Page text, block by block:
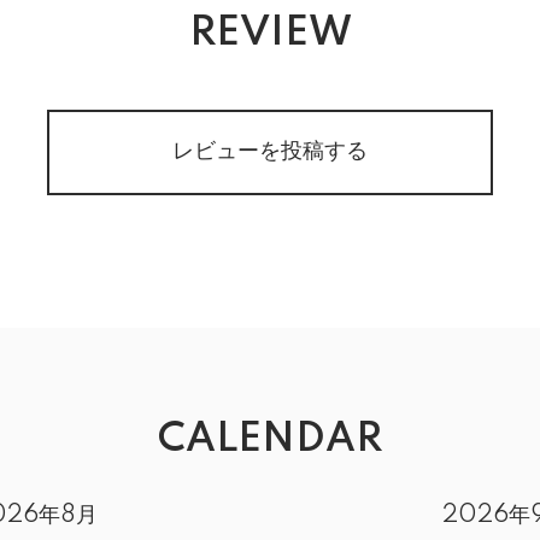
REVIEW
レビューを投稿する
CALENDAR
年8月 2026年